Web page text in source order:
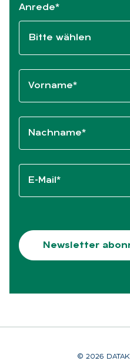
Anrede*
Vorname*
Nachname*
E-Mail*
Newsletter
© 2026